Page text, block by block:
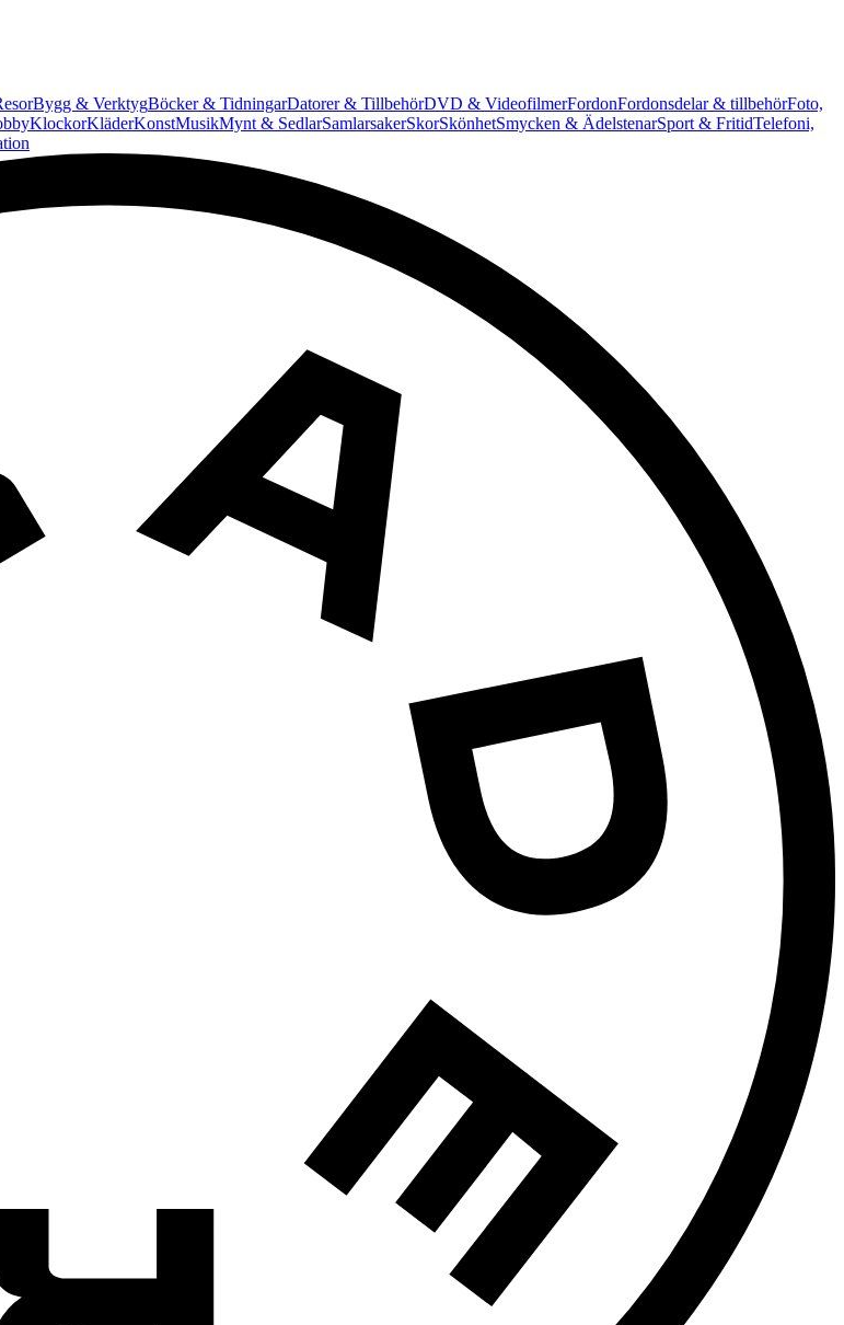
Bygg & VerktygBöcker & TidningarDatorer & TillbehörDVD & VideofilmerFordonFordonsdelar & tillbehörFoto,
KlockorKläderKonstMusikMynt & SedlarSamlarsakerSkorSkönhetSmycken & ÄdelstenarSport & FritidTelefoni,